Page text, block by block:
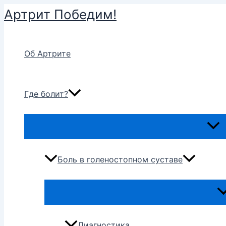
Перейти
к
Артрит Победим!
Об Артрите
Где болит?
Боль в голеностопном суставе